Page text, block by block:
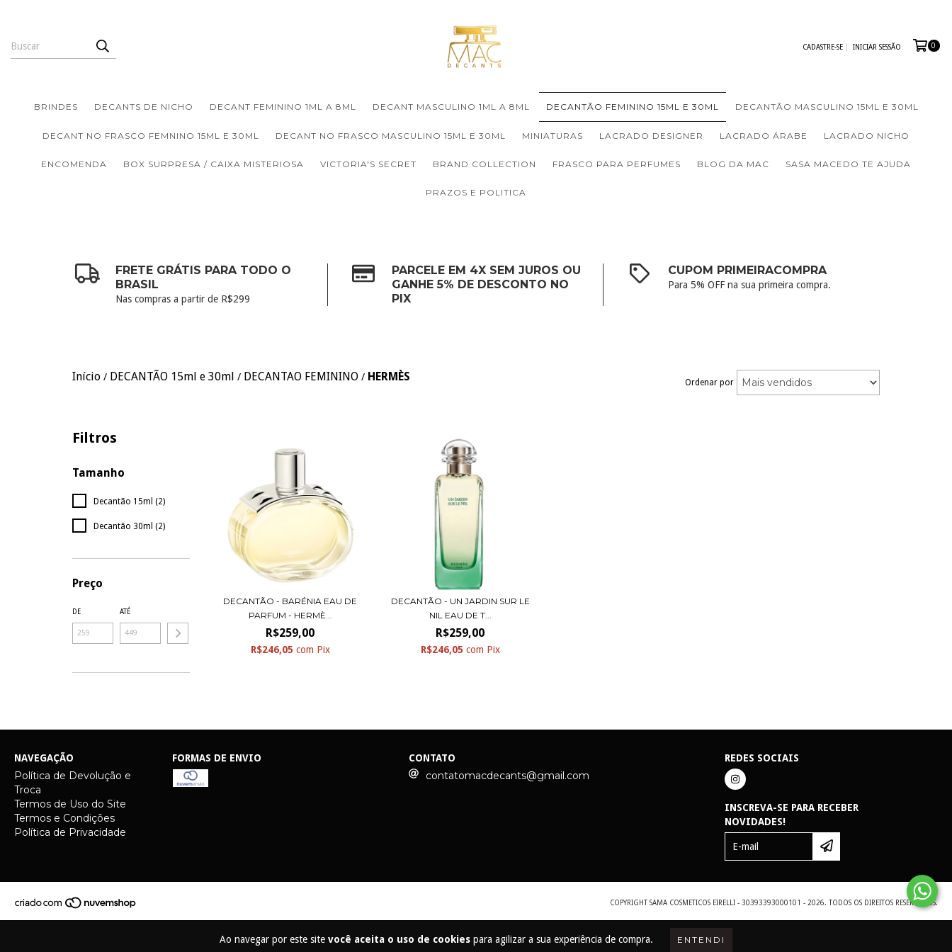
Ao navegar por este site você aceita o uso de cookies para agilizar a sua experiência de compra. ENTENDI
CADASTRE-SE INICIAR SESSÃO 0
BRINDES DECANTS DE NICHO DECANT FEMININO 1ML A 8ML DECANT MASCULINO 1ML A 8ML DECANTÃO FEMININO 15ML E 30ML DECANTÃO MASCULINO 15ML E 30ML
DECANT NO FRASCO FEMNINO 15ML E 30ML DECANT NO FRASCO MASCULINO 15ML E 30ML MINIATURAS LACRADO DESIGNER LACRADO ÁRABE LACRADO NICHO
ENCOMENDA BOX SURPRESA / CAIXA MISTERIOSA VICTORIA'S SECRET BRAND COLLECTION FRASCO PARA PERFUMES BLOG DA MAC SASA MACEDO TE AJUDA
PRAZOS E POLITICA
FRETE GRÁTIS PARA TODO O
BRASIL
Nas compras a partir de R$299
PARCELE EM 4X SEM JUROS OU
GANHE 5% DE DESCONTO NO
PIX
CUPOM PRIMEIRACOMPRA
Para 5% OFF na sua primeira compra.
Início / DECANTÃO 15ml e 30ml / DECANTAO FEMININO / HERMÈS Ordenar por
Filtros
Tamanho
Decantão 15ml (2)
Decantão 30ml (2)
Preço
DE ATÉ
DECANTÃO - BARÉNIA EAU DE
PARFUM - HERMÈ...
R$259,00
R$246,05 com Pix
DECANTÃO - UN JARDIN SUR LE
NIL EAU DE T...
R$259,00
R$246,05 com Pix
NAVEGAÇÃO
Política de Devolução e
Troca
Termos de Uso do Site
Termos e Condições
Política de Privacidade
FORMAS DE ENVIO CONTATO
contatomacdecants@gmail.com
REDES SOCIAIS
INSCREVA-SE PARA RECEBER
NOVIDADES!
COPYRIGHT SAMA COSMETICOS EIRELLI - 30393393000101 - 2026. TODOS OS DIREITOS RESERVADOS.